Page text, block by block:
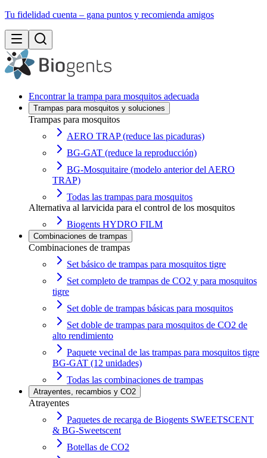
Tu fidelidad cuenta – gana puntos y recomienda amigos
Encontrar la trampa para mosquitos adecuada
Trampas para mosquitos y soluciones
Trampas para mosquitos
AERO TRAP (reduce las picaduras)
BG-GAT (reduce la reproducción)
BG-Mosquitaire (modelo anterior del AERO
TRAP)
Todas las trampas para mosquitos
Alternativa al larvicida para el control de los mosquitos
Biogents HYDRO FILM
Combinaciones de trampas
Combinaciones de trampas
Set básico de trampas para mosquitos tigre
Set completo de trampas de CO2 y para mosquitos
tigre
Set doble de trampas básicas para mosquitos
Set doble de trampas para mosquitos de CO2 de
alto rendimiento
Paquete vecinal de las trampas para mosquitos tigre
BG-GAT (12 unidades)
Todas las combinaciones de trampas
Atrayentes, recambios y CO2
Atrayentes
Paquetes de recarga de Biogents SWEETSCENT
& BG-Sweetscent
Botellas de CO2